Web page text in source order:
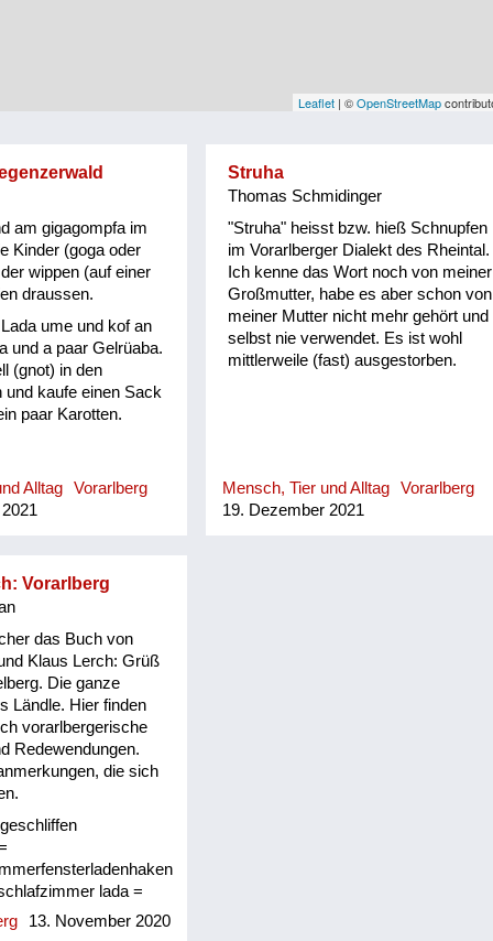
Leaflet | ©OpenStreetMap
am gigagompfa im
Kinder (goga oder
wippen (auf einer
draussen.
Lada ume und kof an
und a paar Gelrüaba.
(gnot) in den
und kaufe einen Sack
paar Karotten.
Alltag
Vorarlberg
Struha
Thomas Schmidinger
"Struha" heisst bzw. hieß Schnupfen
im Vorarlberger Dialekt des Rheintal.
Ich kenne das Wort noch von meiner
Großmutter, habe es aber schon von
meiner Mutter nicht mehr gehört und
selbst nie verwendet. Es ist wohl
mittlerweile (fast) ausgestorben.
Mensch, Tier und Alltag
Vorarlberg
19. Dezember 2021
Vorarlberg
das Buch von
Klaus Lerch: Grüß
Die ganze
Ländle. Hier finden
vorarlbergerische
Redewendungen.
die sich
lada =
lälla = Haken dure =
da bock am
13. November 2020